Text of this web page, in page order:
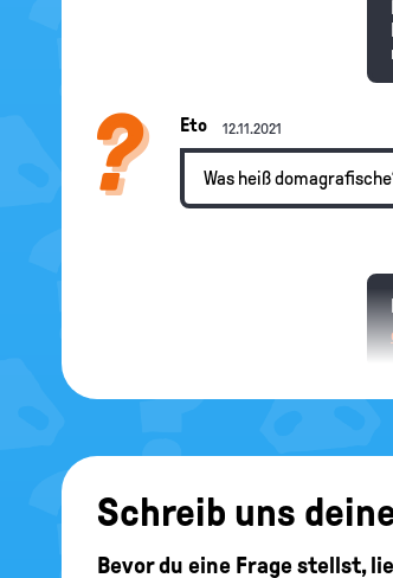
Eto 12.11.2021
Was heiß
Schreib uns
Bevor du eine Frage stellst,